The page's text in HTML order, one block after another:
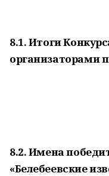
8.1. Итоги
организаторами
8.2. Имена
«Белебеевские